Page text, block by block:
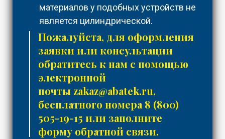
материалов у подобных устройств не
является цилиндрической.
Пожалуйста, для оформления
заявки или консультации
обратитесь к нам с помощью
электронной
почтыzakaz@abatek.ru,
бесплатного номера8 (800)
505-19-15 или заполните
форму обратной связи.